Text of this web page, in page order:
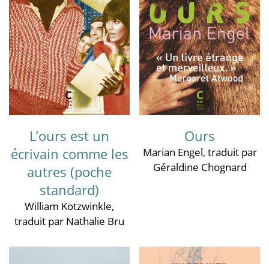
L’ours est un
écrivain comme les
autres (poche
standard)
William Kotzwinkle,
traduit par Nathalie Bru
Ours
Marian Engel, traduit par
Géraldine Chognard